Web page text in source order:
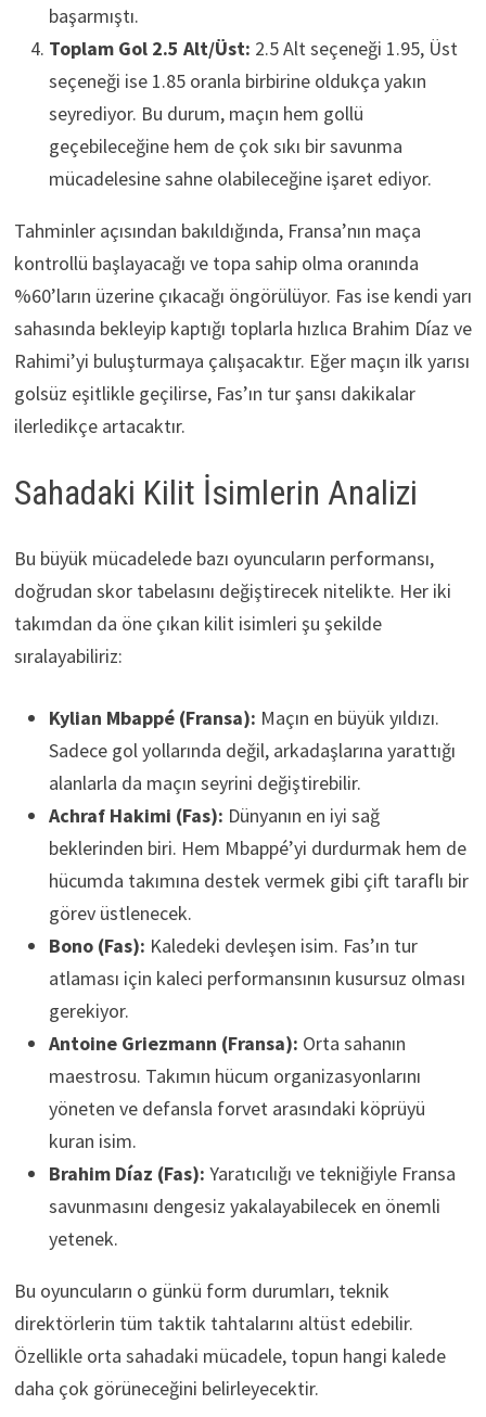
başarmıştı.
Toplam Gol 2.5 Alt/Üst: 2.5 Alt seçeneği 1.95, Üst
seçeneği ise 1.85 oranla birbirine oldukça yakın
seyrediyor. Bu durum, maçın hem gollü
geçebileceğine hem de çok sıkı bir savunma
mücadelesine sahne olabileceğine işaret ediyor.
Tahminler açısından bakıldığında, Fransa’nın maça
kontrollü başlayacağı ve topa sahip olma oranında
%60’ların üzerine çıkacağı öngörülüyor. Fas ise kendi yarı
sahasında bekleyip kaptığı toplarla hızlıca Brahim Díaz ve
Rahimi’yi buluşturmaya çalışacaktır. Eğer maçın ilk yarısı
golsüz eşitlikle geçilirse, Fas’ın tur şansı dakikalar
ilerledikçe artacaktır.
Sahadaki Kilit İsimlerin Analizi
Bu büyük mücadelede bazı oyuncuların performansı,
doğrudan skor tabelasını değiştirecek nitelikte. Her iki
takımdan da öne çıkan kilit isimleri şu şekilde
sıralayabiliriz:
Kylian Mbappé (Fransa): Maçın en büyük yıldızı.
Sadece gol yollarında değil, arkadaşlarına yarattığı
alanlarla da maçın seyrini değiştirebilir.
Achraf Hakimi (Fas): Dünyanın en iyi sağ
beklerinden biri. Hem Mbappé’yi durdurmak hem de
hücumda takımına destek vermek gibi çift taraflı bir
görev üstlenecek.
Bono (Fas): Kaledeki devleşen isim. Fas’ın tur
atlaması için kaleci performansının kusursuz olması
gerekiyor.
Antoine Griezmann (Fransa): Orta sahanın
maestrosu. Takımın hücum organizasyonlarını
yöneten ve defansla forvet arasındaki köprüyü
kuran isim.
Brahim Díaz (Fas): Yaratıcılığı ve tekniğiyle Fransa
savunmasını dengesiz yakalayabilecek en önemli
yetenek.
Bu oyuncuların o günkü form durumları, teknik
direktörlerin tüm taktik tahtalarını altüst edebilir.
Özellikle orta sahadaki mücadele, topun hangi kalede
daha çok görüneceğini belirleyecektir.